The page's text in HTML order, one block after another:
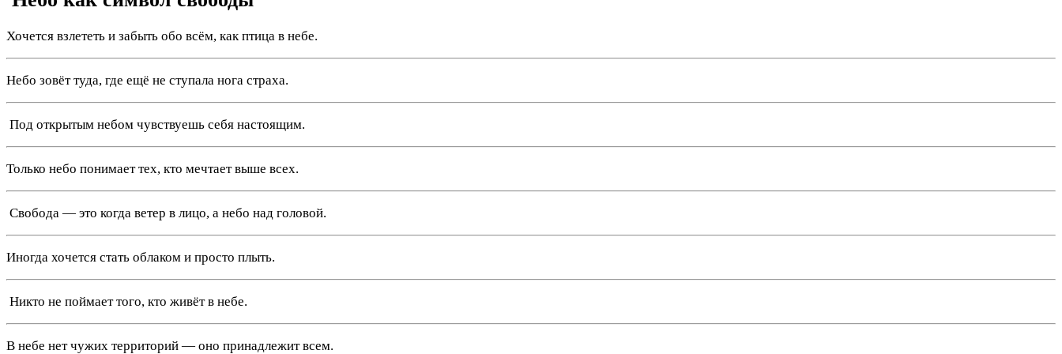
Хочется взлететь и забыть обо всём, как птица в небе.
Небо зовёт туда, где ещё не ступала нога страха.
️ Под открытым небом чувствуешь себя настоящим.
Только небо понимает тех, кто мечтает выше всех.
️ Свобода — это когда ветер в лицо, а небо над головой.
Иногда хочется стать облаком и просто плыть.
️ Никто не поймает того, кто живёт в небе.
В небе нет чужих территорий — оно принадлежит всем.